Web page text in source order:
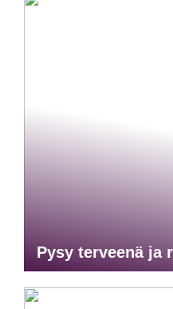
Pysy terveenä ja